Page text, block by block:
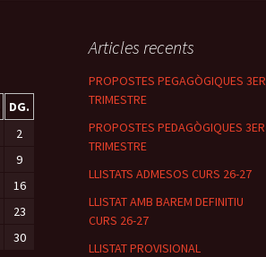
DG.
2
9
16
23
30
Articles recents
PROPOSTES PEGAGÒGIQUES 3ER
TRIMESTRE
PROPOSTES PEDAGÒGIQUES 3ER
TRIMESTRE
LLISTATS ADMESOS CURS 26-27
LLISTAT AMB BAREM DEFINITIU
CURS 26-27
LLISTAT PROVISIONAL